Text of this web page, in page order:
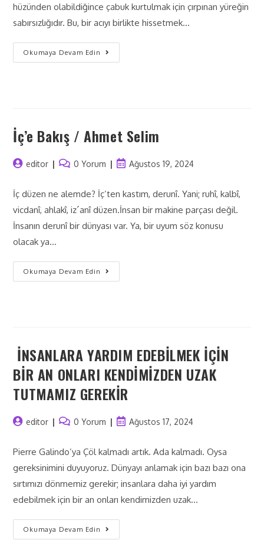
hüzünden olabildiğince çabuk kurtulmak için çırpınan yüreğin
sabırsızlığıdır. Bu, bir acıyı birlikte hissetmek…
Okumaya Devam Edin
İç’e Bakış / Ahmet Selim
editor 0 Yorum Ağustos 19, 2024
İç düzen ne alemde? İç’ten kastım, derunî. Yani; ruhî, kalbî,
vicdanî, ahlakî, iz´anî düzen.İnsan bir makine parçası değil.
İnsanın derunî bir dünyası var. Ya, bir uyum söz konusu
olacak ya…
Okumaya Devam Edin
İNSANLARA YARDIM EDEBİLMEK İÇİN
BİR AN ONLARI KENDİMİZDEN UZAK
TUTMAMIZ GEREKİR
editor 0 Yorum Ağustos 17, 2024
Pierre Galindo’ya Çöl kalmadı artık. Ada kalmadı. Oysa
gereksinimini duyuyoruz. Dünyayı anlamak için bazı bazı ona
sırtımızı dönmemiz gerekir; insanlara daha iyi yardım
edebilmek için bir an onları kendimizden uzak…
Okumaya Devam Edin